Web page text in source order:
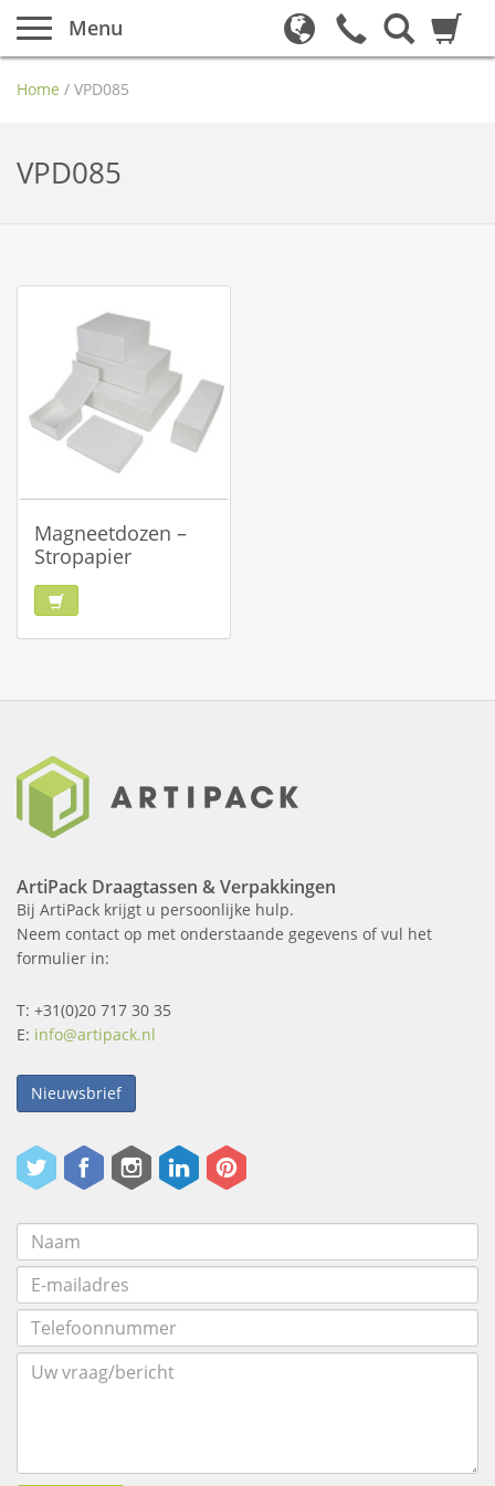
Menu
Home / VPD085
VPD085
Magneetdozen –
Stropapier
ArtiPack Draagtassen & Verpakkingen
Bij ArtiPack krijgt u persoonlijke hulp.
Neem contact op met onderstaande gegevens of vul het
formulier in:
T: +31(0)20 717 30 35
E: info@artipack.nl
Nieuwsbrief